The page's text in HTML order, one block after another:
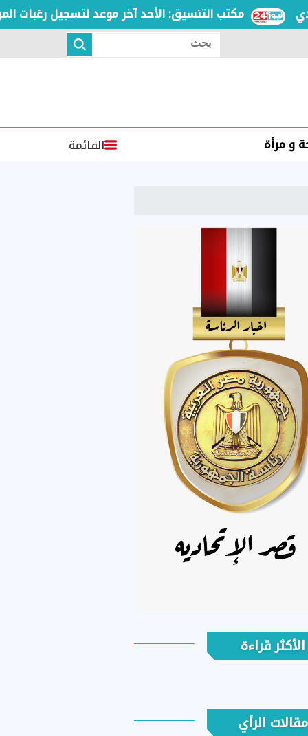
مكتب التنسيق: الأحد آخر موعد لتسجيل رغبات المرحلة
بحث
و مرأة القائمة
الأكثر قراءة
مقالات الرأي